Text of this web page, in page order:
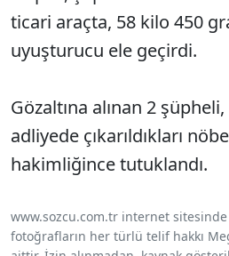
ticari araçta, 58 kilo 450
uyuşturucu ele geçirdi.
Gözaltına alınan 2
adliyede çıkarıldıkları
hakimliğince tutuklandı.
www.sozcu.com.tr internet sitesinde
fotoğrafların her türlü telif hakkı